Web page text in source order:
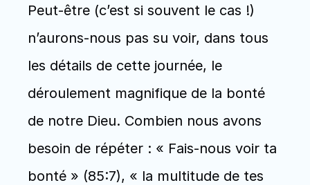
Peut-être (c’est si souvent le cas !)
n’aurons-nous pas su voir, dans tous
les détails de cette journée, le
déroulement magnifique de la bonté
de notre Dieu. Combien nous avons
besoin de répéter : « Fais-nous voir ta
bonté » (85:7), « la multitude de tes